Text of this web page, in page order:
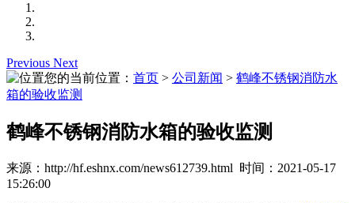
Previous Next
您的当前位置： 首页 > 公司新闻 > 鹤峰不锈钢消防水
箱的验收监测
鹤峰不锈钢消防水箱的验收监测
来源：http://hf.eshnx.com/news612739.html 时间：2021-05-17
15:26:00